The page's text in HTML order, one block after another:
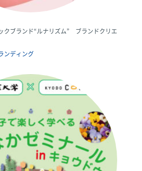
ブランド“ルナリズム” ブランドクリエ
ンディング